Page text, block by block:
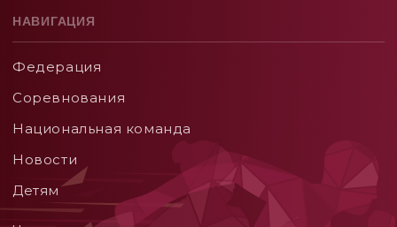
НАВИГАЦИЯ
Федерация
Соревнования
Национальная команда
Новости
Детям